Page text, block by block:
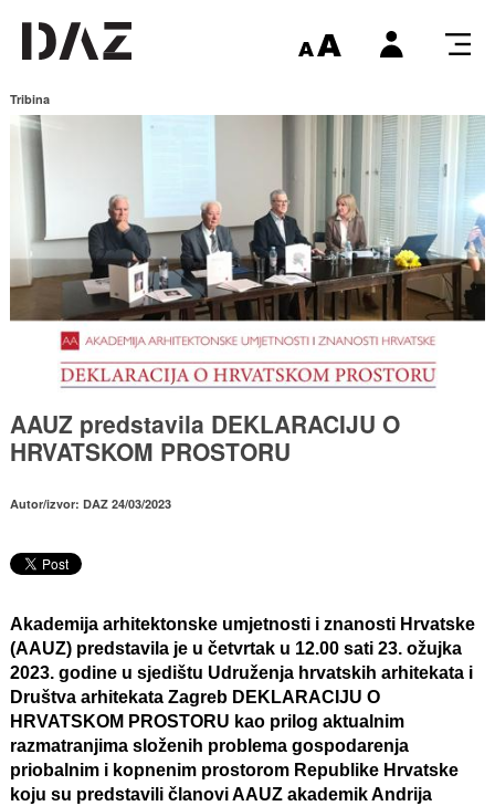
Tribina
AAUZ predstavila DEKLARACIJU O
HRVATSKOM PROSTORU
Autor/izvor: DAZ 24/03/2023
Akademija arhitektonske umjetnosti i znanosti Hrvatske
(AAUZ) predstavila je u četvrtak u 12.00 sati 23. ožujka
2023. godine u sjedištu Udruženja hrvatskih arhitekata i
Društva arhitekata Zagreb DEKLARACIJU O
HRVATSKOM PROSTORU kao prilog aktualnim
razmatranjima složenih problema gospodarenja
priobalnim i kopnenim prostorom Republike Hrvatske
koju su predstavili članovi AAUZ akademik Andrija